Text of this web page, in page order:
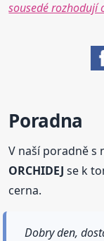
sousedé rozhodují
Poradna
V naší poradně s
ORCHIDEJ se k
cerna.
Dobry den,